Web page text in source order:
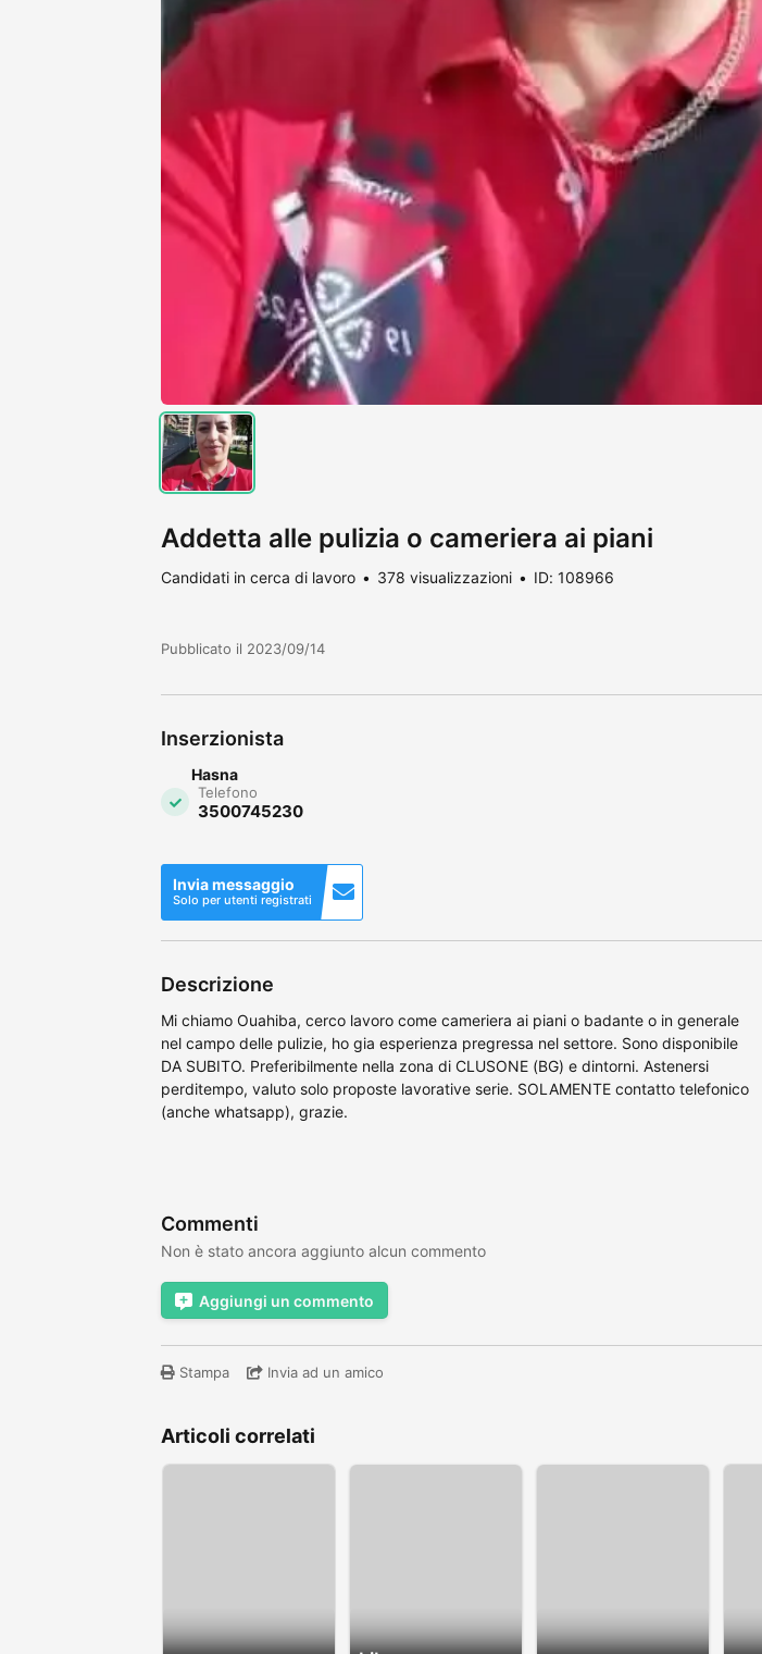
Addetta alle pulizia o cameriera ai piani
Candidati in cerca di lavoro 378 visualizzazioni ID: 108966
Pubblicato il 2023/09/14
Inserzionista
Hasna
Telefono
3500745230
Invia messaggio
Solo per utenti registrati
Descrizione
Mi chiamo Ouahiba, cerco lavoro come cameriera ai piani o badante o in generale
nel campo delle pulizie, ho gia esperienza pregressa nel settore. Sono disponibile
DA SUBITO. Preferibilmente nella zona di CLUSONE (BG) e dintorni. Astenersi
perditempo, valuto solo proposte lavorative serie. SOLAMENTE contatto telefonico
(anche whatsapp), grazie.
Commenti
Non è stato ancora aggiunto alcun commento
Aggiungi un commento
Stampa Invia ad un amico
Articoli correlati